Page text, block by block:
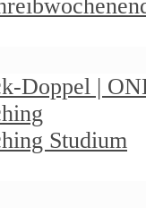
Doppel |
Studium